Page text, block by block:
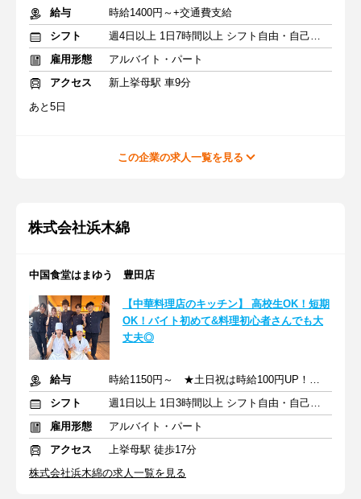
給与
時給1400円～+交通費支給
シフト
週4日以上 1日7時間以上 シフト自由・自己申告
雇用形態
アルバイト・パート
アクセス
新上挙母駅 車9分
あと5日
この企業の求人一覧を見る
株式会社浜木綿
中国食堂はまゆう 豊田店
【中華料理店のキッチン】 ⾼校⽣OK！短期
OK！バイト初めて&料理初心者さんでも⼤
丈夫◎
給与
時給1150円～ ★土日祝は時給100円UP！ ★高校生も同時給！
シフト
週1日以上 1日3時間以上 シフト自由・自己申告
雇用形態
アルバイト・パート
アクセス
上挙母駅 徒歩17分
株式会社浜木綿の求人一覧を見る